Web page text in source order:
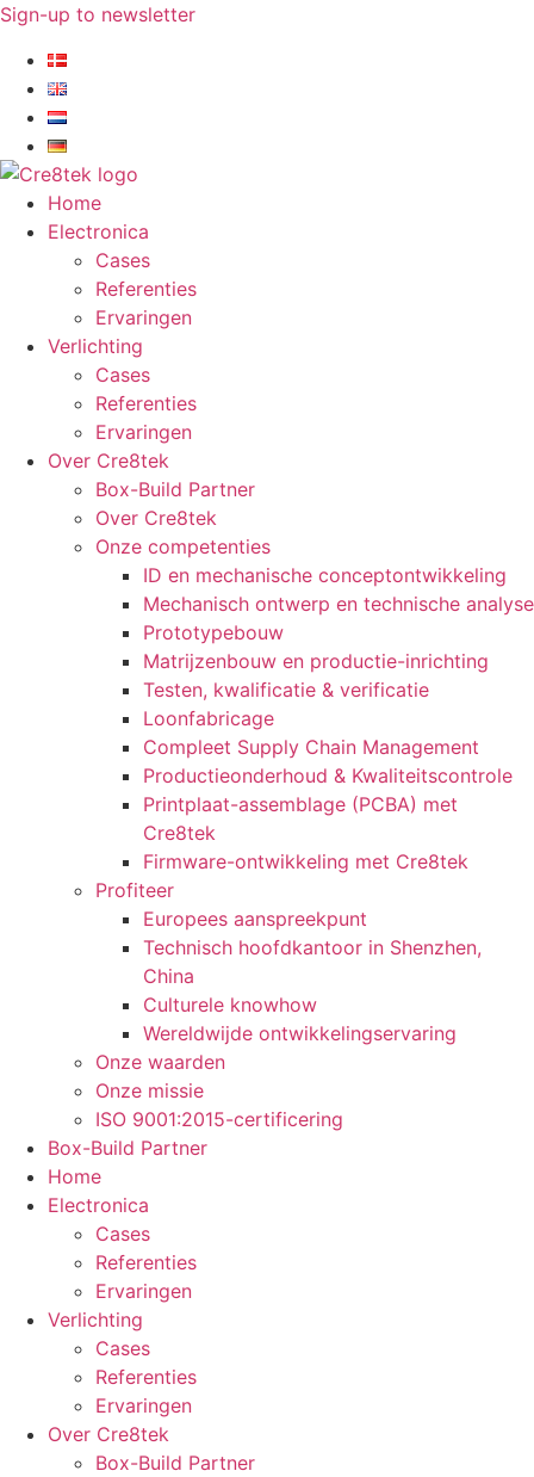
Ga
inhoud
Sign-up to newsletter​
Home
Electronica
Cases
Referenties
Ervaringen
Verlichting
Cases
Referenties
Ervaringen
Over Cre8tek
Box-Build Partner
Over Cre8tek
Onze competenties
ID en mechanische conceptontwikkeling
Mechanisch ontwerp en technische analyse
Prototypebouw
Matrijzenbouw en productie-inrichting
Testen, kwalificatie & verificatie
Loonfabricage
Compleet Supply Chain Management
Productieonderhoud & Kwaliteitscontrole
Printplaat-assemblage (PCBA) met
Cre8tek
Firmware-ontwikkeling met Cre8tek
Profiteer
Europees aanspreekpunt
Technisch hoofdkantoor in Shenzhen,
China
Culturele knowhow
Wereldwijde ontwikkelingservaring
Onze waarden
Onze missie
ISO 9001:2015-certificering
Box-Build Partner
Home
Electronica
Cases
Referenties
Ervaringen
Verlichting
Cases
Referenties
Ervaringen
Over Cre8tek
Box-Build Partner